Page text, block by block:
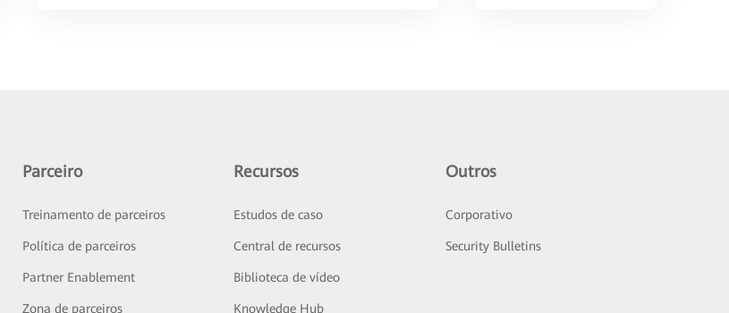
Parceiro
Treinamento de parceiros
Política de parceiros
Partner Enablement
Zona de parceiros
Recursos
Estudos de caso
Central de recursos
Biblioteca de vídeo
Knowledge Hub
Outros
Corporativo
Security Bulletins